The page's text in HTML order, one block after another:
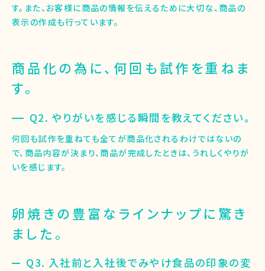
す。また、お客様に商品の情報を伝えるために大切な、商品の
表示の作成も行っています。
商品化の為に、何回も試作を重ねま
す。
Q2. やりがいを感じる瞬間を教えてください。
何回も試作を重ねても全てが商品化されるわけではないの
で、商品内容が決まり、商品が完成したときは、うれしくやりが
いを感じます。
卵焼きの豊富なラインナップに驚き
ました。
Q3. 入社前と入社後でみやけ食品の印象の変